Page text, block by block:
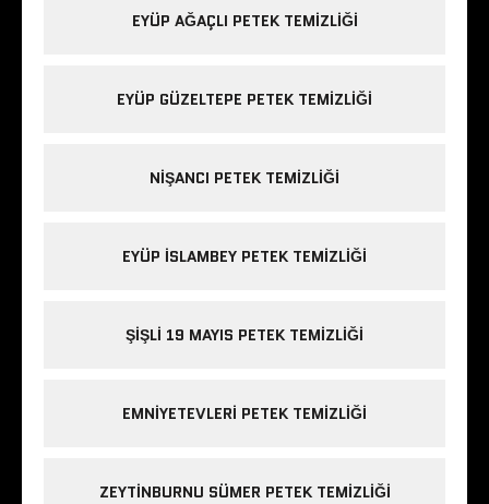
EYÜP AĞAÇLI PETEK TEMIZLIĞI
EYÜP GÜZELTEPE PETEK TEMIZLIĞI
NIŞANCI PETEK TEMIZLIĞI
EYÜP ISLAMBEY PETEK TEMIZLIĞI
ŞIŞLI 19 MAYIS PETEK TEMIZLIĞI
EMNIYETEVLERI PETEK TEMIZLIĞI
ZEYTINBURNU SÜMER PETEK TEMIZLIĞI